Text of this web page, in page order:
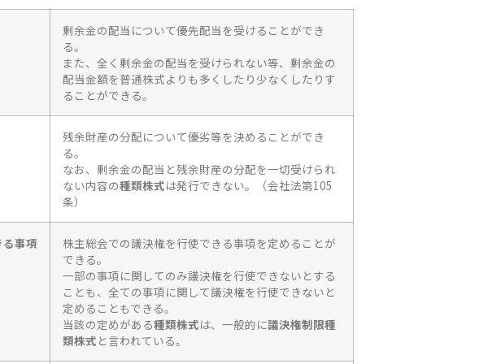
剰余金の配当について優先配当を受けることができ
る。
また、全く剰余金の配当を受けられない等、剰余金の
配当金額を普通株式よりも多くしたり少なくしたりす
ることができる。
残余財産の分配について優劣等を決めることができ
る。
なお、剰余金の配当と残余財産の分配を一切受けられ
ない内容の種類株式は発行できない。（会社法第105
条）
事項
株主総会での議決権を行使できる事項を定めることが
できる。
一部の事項に関してのみ議決権を行使できないとする
ことも、全ての事項に関して議決権を行使できないと
定めることもできる。
当該の定めがある種類株式は、一般的に議決権制限種
類株式 と言われている。